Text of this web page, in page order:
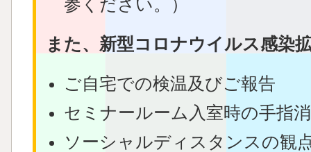
参ください。）
また、新型コロナウイルス感染
ご自宅での検温及びご報告
セミナールーム入室時の手指
ソーシャルディスタンスの観